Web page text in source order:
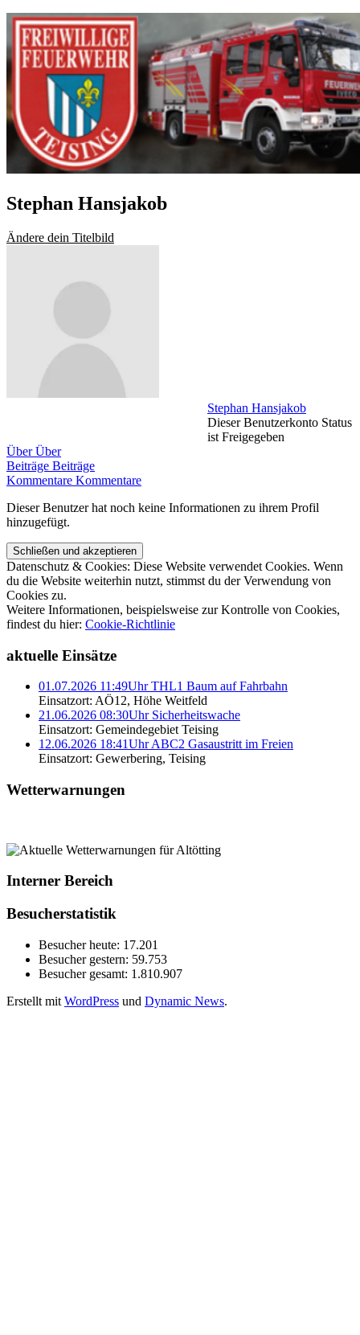
Stephan Hansjakob
Ändere dein Titelbild
Stephan Hansjakob
Dieser Benutzerkonto Status
ist Freigegeben
Über Über
Beiträge Beiträge
Kommentare Kommentare
Dieser Benutzer hat noch keine Informationen zu ihrem Profil
hinzugefügt.
Datenschutz & Cookies: Diese Website verwendet Cookies. Wenn
du die Website weiterhin nutzt, stimmst du der Verwendung von
Cookies zu.
Weitere Informationen, beispielsweise zur Kontrolle von Cookies,
findest du hier: Cookie-Richtlinie
aktuelle Einsätze
01.07.2026 11:49Uhr THL1 Baum auf Fahrbahn
Einsatzort: AÖ12, Höhe Weitfeld
21.06.2026 08:30Uhr Sicherheitswache
Einsatzort: Gemeindegebiet Teising
12.06.2026 18:41Uhr ABC2 Gasaustritt im Freien
Einsatzort: Gewerbering, Teising
Wetterwarnungen
Interner Bereich
Besucherstatistik
Besucher heute: 17.201
Besucher gestern: 59.753
Besucher gesamt: 1.810.907
Erstellt mit WordPress und Dynamic News.